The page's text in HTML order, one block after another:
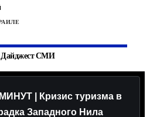
Дайджест СМИ